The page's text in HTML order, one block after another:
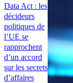
Data Act : les
décideurs
politiques de
l’UE se
rapprochent
d’un accord
sur les secrets
d’affaires